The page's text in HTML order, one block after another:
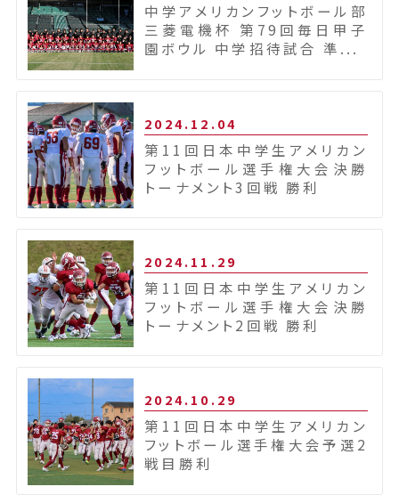
中学アメリカンフットボール部
三菱電機杯 第79回毎日甲子
園ボウル 中学招待試合 準...
2024.12.04
第11回日本中学生アメリカン
フットボール選手権大会決勝
トーナメント3回戦 勝利
2024.11.29
第11回日本中学生アメリカン
フットボール選手権大会決勝
トーナメント2回戦 勝利
2024.10.29
第11回日本中学生アメリカン
フットボール選手権大会予選2
戦目勝利